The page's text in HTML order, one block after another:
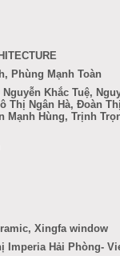
Phùng Mạnh Toàn
Khắc Tuệ,
Thị Ngân Hà, Đoàn
Mạnh Hùng, Trịnh
Xingfa window
Imperia Hải Phòng-